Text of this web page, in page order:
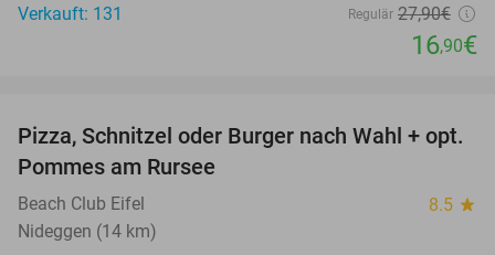
Verkauft: 131
Regulär 27,90€
16,90€
24%
Pizza, Schnitzel oder Burger nach Wahl + opt.
Pommes am Rursee
Beach Club Eifel 8.5 star
Nideggen (14 km)